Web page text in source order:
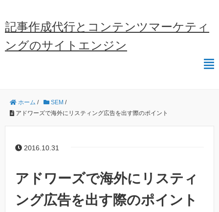
記事作成代行とコンテンツマーケティ
ングのサイトエンジン
ホーム / SEM /
アドワーズで海外にリスティング広告を出す際のポイント
2016.10.31
アドワーズで海外にリスティ
ング広告を出す際のポイント